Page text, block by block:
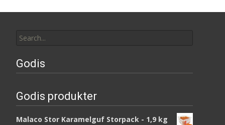
for:
Godis
Godis produkter
Malaco Stor Karamelguf Storpack - 1,9 kg